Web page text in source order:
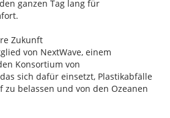
ganzen Tag lang für
Zukunft
von NextWave, einem
Konsortium von
sich dafür einsetzt, Plastikabfälle
zu belassen und von den Ozeanen